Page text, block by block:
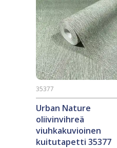
Urban Nature
oliivinvihreä
viuhkakuvioinen
kuitutapetti 35377
35377